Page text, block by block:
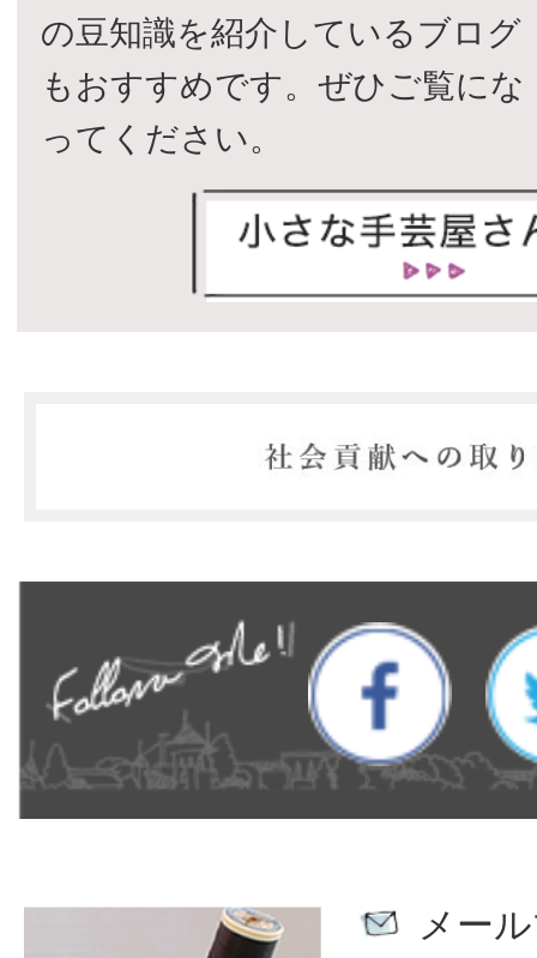
の豆知識を紹介しているブログ
もおすすめです。ぜひご覧にな
ってください。
メー